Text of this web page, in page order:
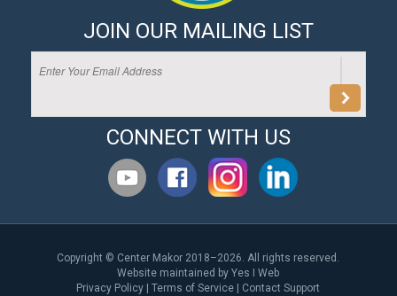
JOIN OUR MAILING LIST
CONNECT WITH US
Copyright © Center Makor 2018–2026. All rights reserved.
Website maintained byYes I Web
Privacy Policy |Terms of Service Contact Support